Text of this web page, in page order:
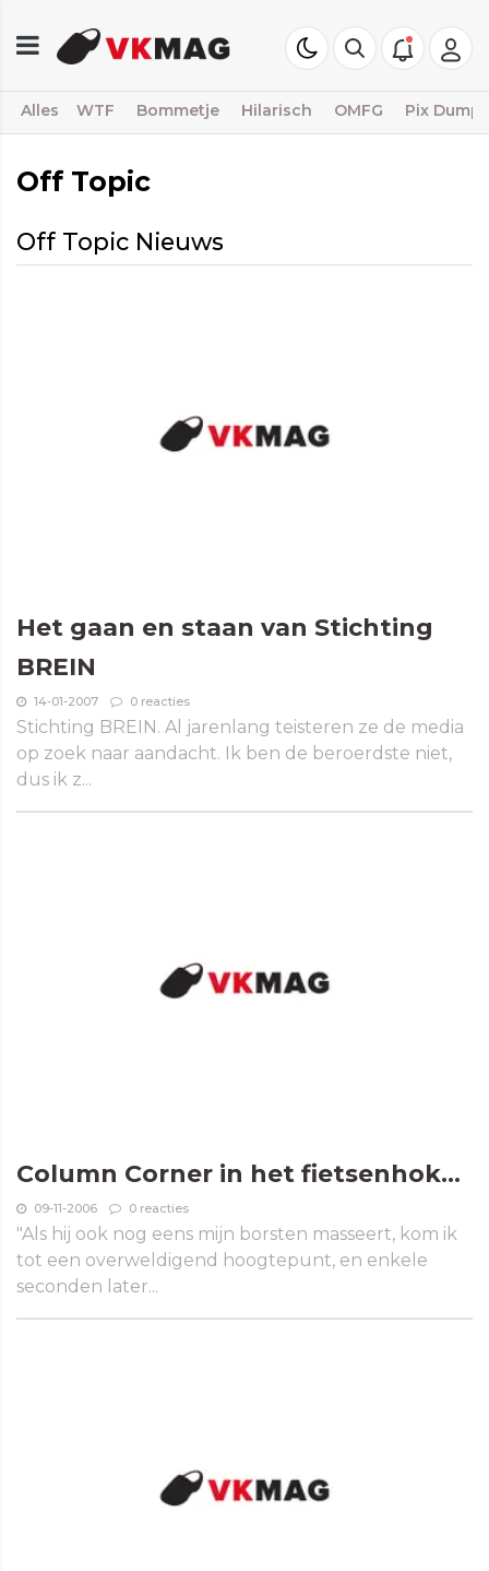
Alles WTF Bommetje Hilarisch OMFG Pix Dump
Off Topic
Off Topic Nieuws
Het gaan en staan van Stichting
BREIN
14-01-2007 0 reacties
Stichting BREIN. Al jarenlang teisteren ze de media
op zoek naar aandacht. Ik ben de beroerdste niet,
dus ik z...
Column Corner in het fietsenhok...
09-11-2006 0 reacties
"Als hij ook nog eens mijn borsten masseert, kom ik
tot een overweldigend hoogtepunt, en enkele
seconden later...